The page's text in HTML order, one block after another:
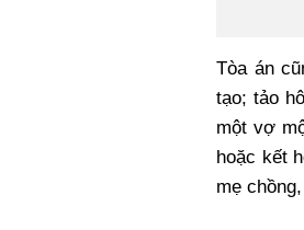
Tòa án
tạo; tảo
một vợ
hoặc kết
mẹ